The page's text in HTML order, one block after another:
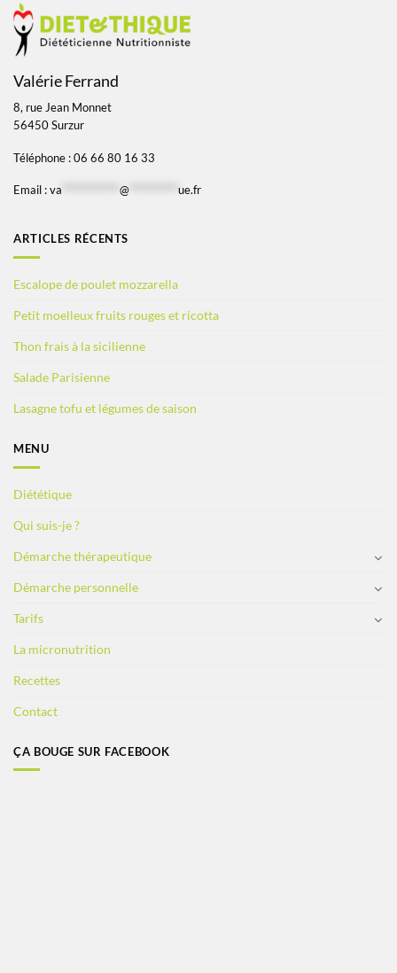
Valérie Ferrand
8, rue Jean Monnet
56450 Surzur
Téléphone : 06 66 80 16 33
Email : va @ ue.fr
ARTICLES RÉCENTS
Escalope de poulet mozzarella
Petit moelleux fruits rouges et ricotta
Thon frais à la sicilienne
Salade Parisienne
Lasagne tofu et légumes de saison
MENU
Diététique
Qui suis-je ?
Démarche thérapeutique
Démarche personnelle
Tarifs
La micronutrition
Recettes
Contact
ÇA BOUGE SUR FACEBOOK